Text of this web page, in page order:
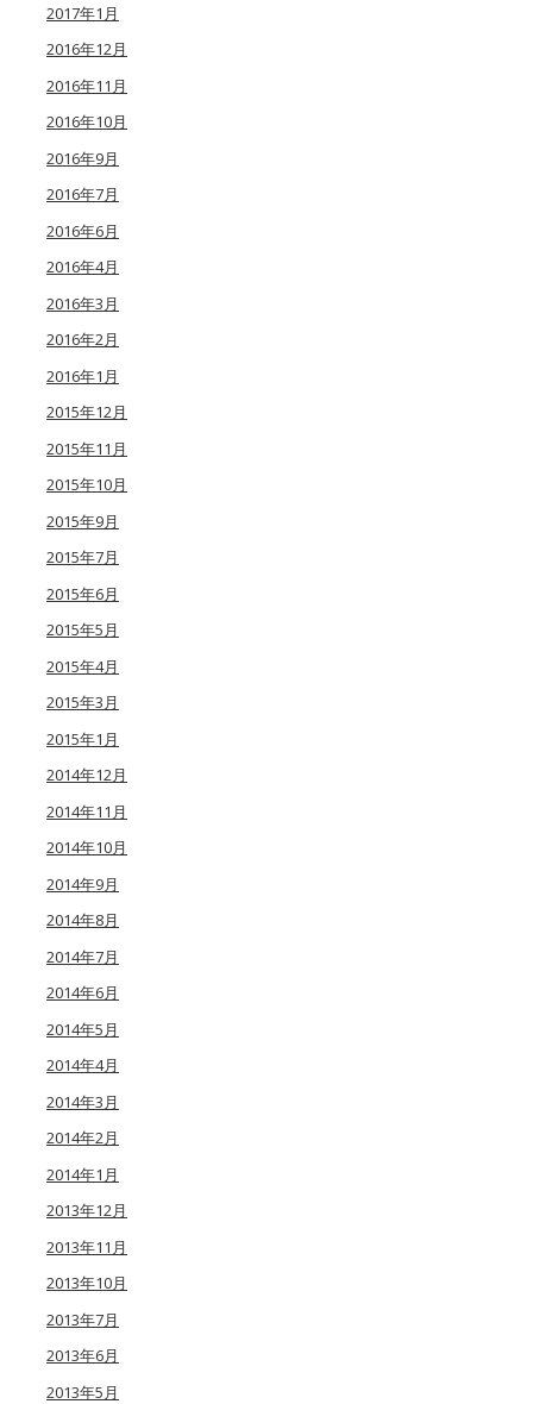
2017年1月
2016年12月
2016年11月
2016年10月
2016年9月
2016年7月
2016年6月
2016年4月
2016年3月
2016年2月
2016年1月
2015年12月
2015年11月
2015年10月
2015年9月
2015年7月
2015年6月
2015年5月
2015年4月
2015年3月
2015年1月
2014年12月
2014年11月
2014年10月
2014年9月
2014年8月
2014年7月
2014年6月
2014年5月
2014年4月
2014年3月
2014年2月
2014年1月
2013年12月
2013年11月
2013年10月
2013年7月
2013年6月
2013年5月